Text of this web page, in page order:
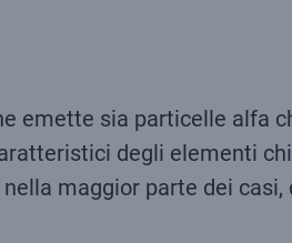
emette sia particelle alfa
degli elementi
maggior parte dei casi,